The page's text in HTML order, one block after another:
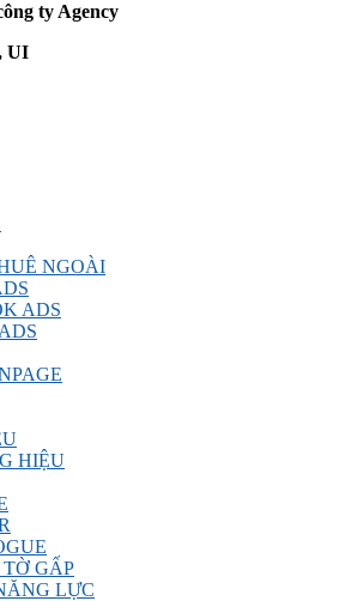
ty Agency
UI
NGOÀI
ADS
HIỆU
GẤP
LỰC